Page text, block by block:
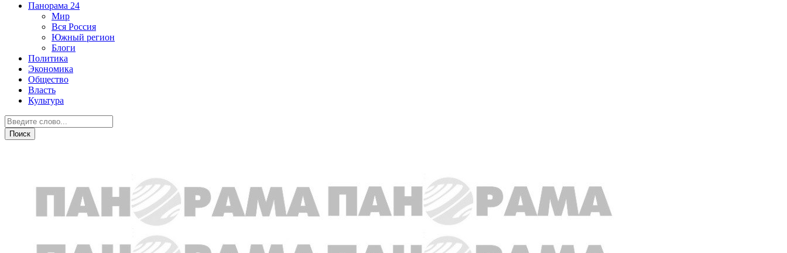
Панорама 24
Мир
Вся Россия
Южный регион
Блоги
Политика
Экономика
Общество
Власть
Культура